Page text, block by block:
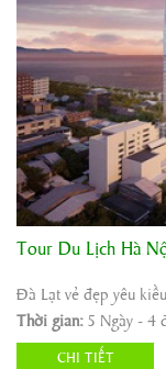
Khởi hành:
5
Phương tiện:
Giá tour:
Tour Du Lịch Hà
Thời gian:5 Ngày - 4
CHI TIẾT